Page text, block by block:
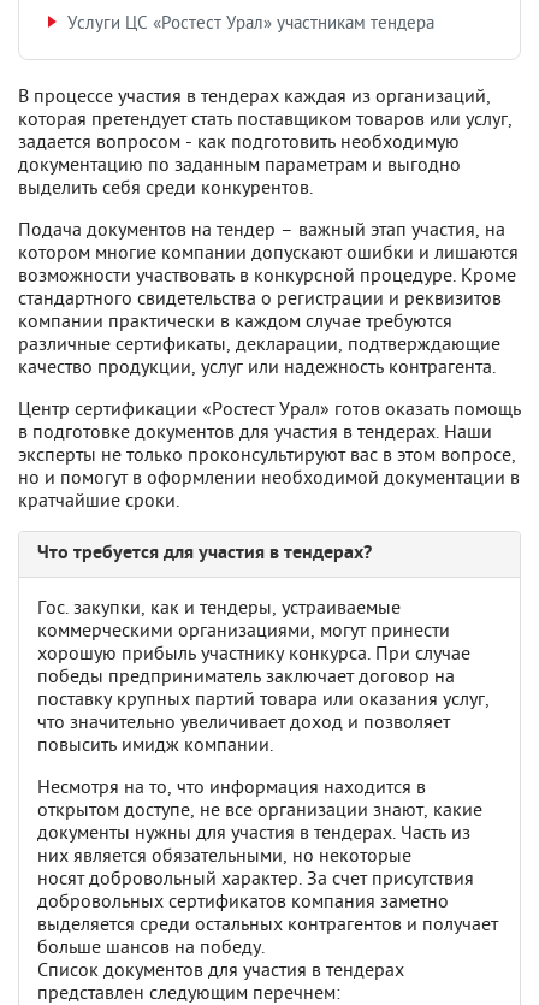
Услуги ЦС «Ростест Урал» участникам тендера
В процессе участия в тендерах каждая из организаций,
которая претендует стать поставщиком товаров или услуг,
задается вопросом - как подготовить необходимую
документацию по заданным параметрам и выгодно
выделить себя среди конкурентов.
Подача документов на тендер – важный этап участия, на
котором многие компании допускают ошибки и лишаются
возможности участвовать в конкурсной процедуре. Кроме
стандартного свидетельства о регистрации и реквизитов
компании практически в каждом случае требуются
различные сертификаты, декларации, подтверждающие
качество продукции, услуг или надежность контрагента.
Центр сертификации «Ростест Урал» готов оказать помощь
в подготовке документов для участия в тендерах. Наши
эксперты не только проконсультируют вас в этом вопросе,
но и помогут в оформлении необходимой документации в
кратчайшие сроки.
Что требуется для участия в тендерах?
Гос. закупки, как и тендеры, устраиваемые
коммерческими организациями, могут принести
хорошую прибыль участнику конкурса. При случае
победы предприниматель заключает договор на
поставку крупных партий товара или оказания услуг,
что значительно увеличивает доход и позволяет
повысить имидж компании.
Несмотря на то, что информация находится в
открытом доступе, не все организации знают, какие
документы нужны для участия в тендерах. Часть из
них является обязательными, но некоторые
носят добровольный характер. За счет присутствия
добровольных сертификатов компания заметно
выделяется среди остальных контрагентов и получает
больше шансов на победу.
Список документов для участия в тендерах
представлен следующим перечнем: